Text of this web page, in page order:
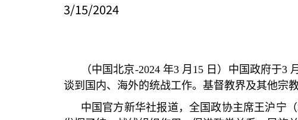
3/15/2024
（中国北京-2024 年3 月 15 日）中国政府于3
谈到国内、海外的统战工作。基督教界及其他宗
中国官方新华社报道，全国政协主席王沪宁（